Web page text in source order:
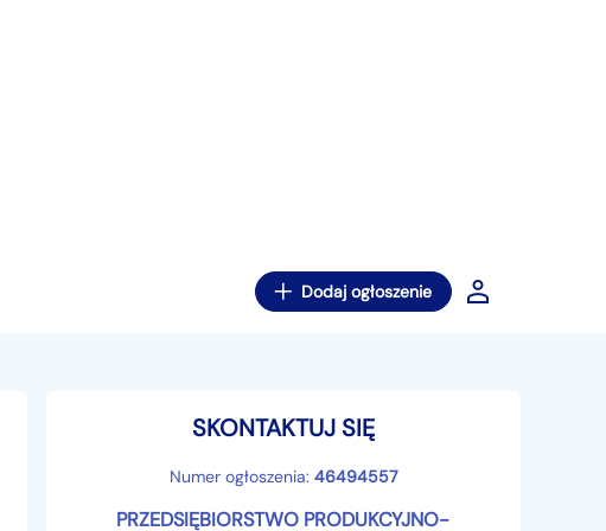
Dodaj ogłoszenie
SKONTAKTUJ SIĘ
Numer ogłoszenia: 46494557
PRZEDSIĘBIORSTWO PRODUKCYJNO-